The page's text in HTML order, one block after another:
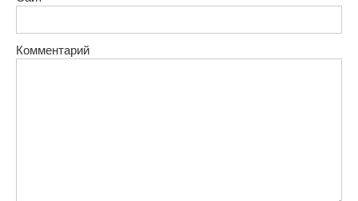
Комментарий